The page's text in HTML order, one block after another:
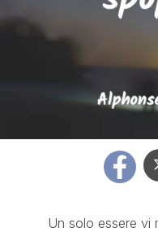
Un solo essere vi